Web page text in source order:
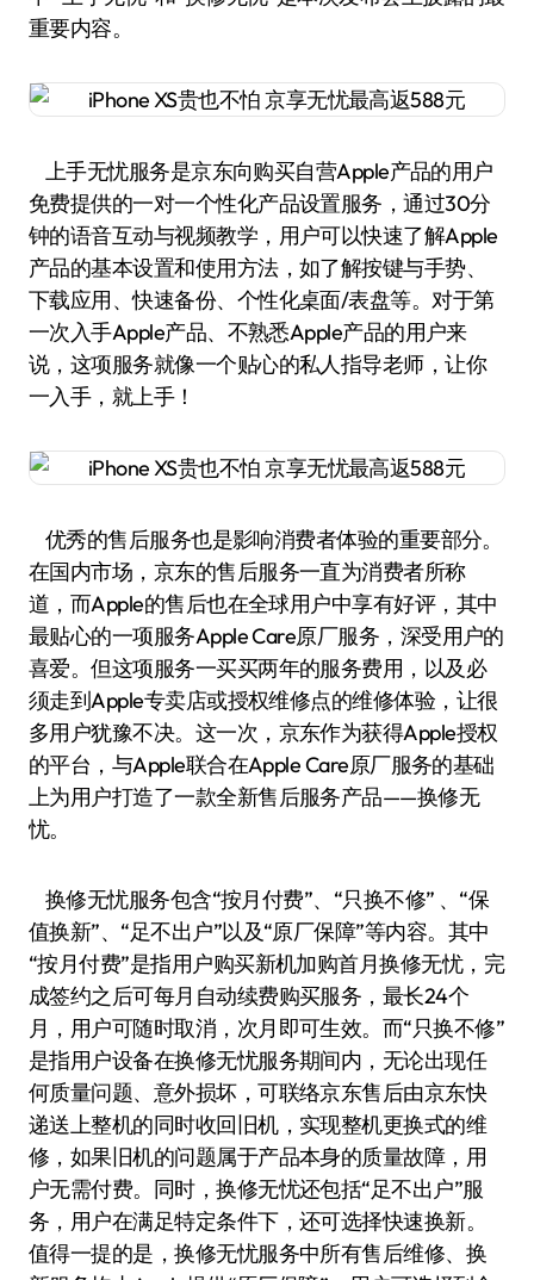
重要内容。
上手无忧服务是京东向购买自营Apple产品的用户
免费提供的一对一个性化产品设置服务，通过30分
钟的语音互动与视频教学，用户可以快速了解Apple
产品的基本设置和使用方法，如了解按键与手势、
下载应用、快速备份、个性化桌面/表盘等。对于第
一次入手Apple产品、不熟悉Apple产品的用户来
说，这项服务就像一个贴心的私人指导老师，让你
一入手，就上手！
优秀的售后服务也是影响消费者体验的重要部分。
在国内市场，京东的售后服务一直为消费者所称
道，而Apple的售后也在全球用户中享有好评，其中
最贴心的一项服务Apple Care原厂服务，深受用户的
喜爱。但这项服务一买买两年的服务费用，以及必
须走到Apple专卖店或授权维修点的维修体验，让很
多用户犹豫不决。这一次，京东作为获得Apple授权
的平台，与Apple联合在Apple Care原厂服务的基础
上为用户打造了一款全新售后服务产品——换修无
忧。
换修无忧服务包含“按月付费”、“只换不修” 、“保
值换新”、“足不出户”以及“原厂保障”等内容。其中
“按月付费”是指用户购买新机加购首月换修无忧，完
成签约之后可每月自动续费购买服务，最长24个
月，用户可随时取消，次月即可生效。而“只换不修”
是指用户设备在换修无忧服务期间内，无论出现任
何质量问题、意外损坏，可联络京东售后由京东快
递送上整机的同时收回旧机，实现整机更换式的维
修，如果旧机的问题属于产品本身的质量故障，用
户无需付费。同时，换修无忧还包括“足不出户”服
务，用户在满足特定条件下，还可选择快速换新。
值得一提的是，换修无忧服务中所有售后维修、换